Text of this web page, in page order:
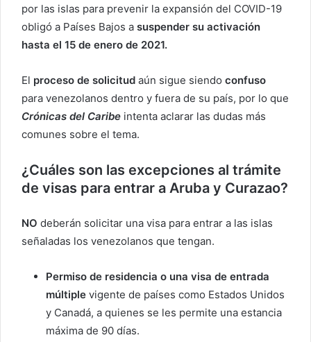
por las islas para prevenir la expansión del COVID-19
obligó a Países Bajos a suspender su activación
hasta el 15 de enero de 2021.
El proceso de solicitud aún sigue siendo confuso
para venezolanos dentro y fuera de su país, por lo que
Crónicas del Caribe intenta aclarar las dudas más
comunes sobre el tema.
¿Cuáles son las excepciones al trámite
de visas para entrar a Aruba y Curazao?
NO deberán solicitar una visa para entrar a las islas
señaladas los venezolanos que tengan.
Permiso de residencia o una visa de entrada
múltiple vigente de países como Estados Unidos
y Canadá, a quienes se les permite una estancia
máxima de 90 días.